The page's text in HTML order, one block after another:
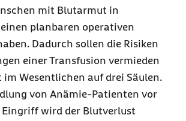
mit Blutarmut in
planbaren operativen
Dadurch sollen die Risiken
einer Transfusion vermieden
im Wesentlichen auf drei Säulen.
von Anämie-Patienten vor
wird der Blutverlust